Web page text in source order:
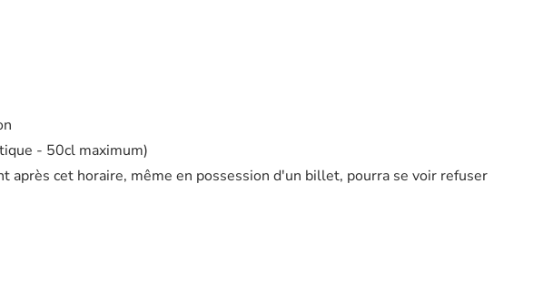
- 50cl maximum)
après cet horaire, même en possession d'un billet, pourra se voir refuser